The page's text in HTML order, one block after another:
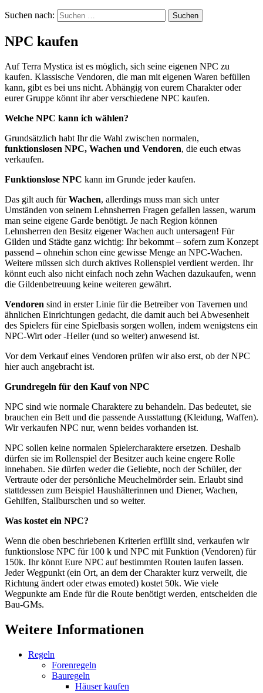
Suchen nach:
NPC kaufen
Auf Terra Mystica ist es möglich, sich seine eigenen NPC zu
kaufen. Klassische Vendoren, die man mit eigenen Waren befüllen
kann, gibt es bei uns nicht. Abhängig von eurem Charakter oder
eurer Gruppe könnt ihr aber verschiedene NPC kaufen.
Welche NPC kann ich wählen?
Grundsätzlich habt Ihr die Wahl zwischen normalen,
funktionslosen NPC, Wachen und Vendoren, die euch etwas
verkaufen.
Funktionslose NPC kann im Grunde jeder kaufen.
Das gilt auch fürWachen, allerdings muss man sich unter
Umständen von seinem Lehnsherren Fragen gefallen lassen, warum
man seine eigene Garde benötigt. Je nach Region können
Lehnsherren den Besitz eigener Wachen auch untersagen! Für
Gilden und Städte ganz wichtig: Ihr bekommt – sofern zum Konzept
passend – ohnehin schon eine gewisse Menge an NPC-Wachen.
Weitere müssen sich durch aktives Rollenspiel verdient werden. Ihr
könnt euch also nicht einfach noch zehn Wachen dazukaufen, wenn
die Gildenbetreuung keine weiteren gewährt.
Vendoren sind in erster Linie für die Betreiber von Tavernen und
ähnlichen Einrichtungen gedacht, die damit auch bei Abwesenheit
des Spielers für eine Spielbasis sorgen wollen, indem wenigstens ein
NPC-Wirt oder -Heiler (und so weiter) anwesend ist.
Vor dem Verkauf eines Vendoren prüfen wir also erst, ob der NPC
hier auch angebracht ist.
Grundregeln für den Kauf von NPC
NPC sind wie normale Charaktere zu behandeln. Das bedeutet, sie
brauchen ein Bett und die passende Ausstattung (Kleidung, Waffen).
Wir verkaufen NPC nur, wenn beides vorhanden ist.
NPC sollen keine normalen Spielercharaktere ersetzen. Deshalb
dürfen sie im Rollenspiel der Besitzer auch keine engere Rolle
innehaben. Sie dürfen weder die Geliebte, noch der Schüler, der
Vertraute oder der persönliche Meuchelmörder sein. Erlaubt sind
stattdessen zum Beispiel Haushälterinnen und Diener, Wachen,
Gehilfen, Stallburschen und so weiter.
Was kostet ein NPC?
Wenn die oben beschriebenen Kriterien erfüllt sind, verkaufen wir
funktionslose NPC für 100 k und NPC mit Funktion (Vendoren) für
150k. Ihr könnt Eure NPC auf bestimmten Routen laufen lassen.
Jeder Wegpunkt (ein Ort, an dem der Charakter kurz verweilt, die
Richtung ändert oder etwas emoted) kostet 50k. Wie viele
Wegpunkte am Ende für die Route benötigt werden, entscheiden die
Bau-GMs.
Weitere Informationen
Regeln
Forenregeln
Bauregeln
Häuser kaufen